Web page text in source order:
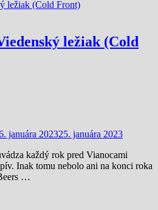
ležiak (Cold
januára 202325. januára 2023
každý rok pred Vianocami
Inak tomu nebolo ani na konci roka
…